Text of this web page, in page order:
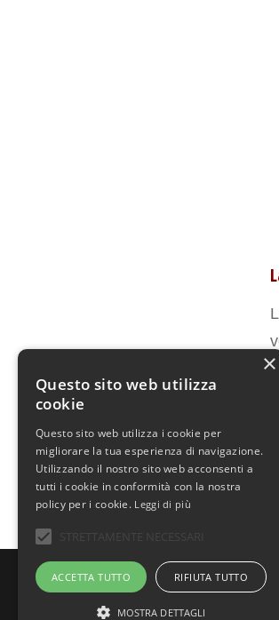
© Copyright - Uno Chef per Gaia
×
Questo sito web utilizza
cookie
Questo sito web utilizza i cookie per
migliorare la tua esperienza di navigazione.
Utilizzando il nostro sito web acconsenti a
tutti i cookie in conformità con la nostra
policy per i cookie. Leggi di più
ACCETTA TUTTO RIFIUTA TUTTO
MOSTRA DETTAGLI